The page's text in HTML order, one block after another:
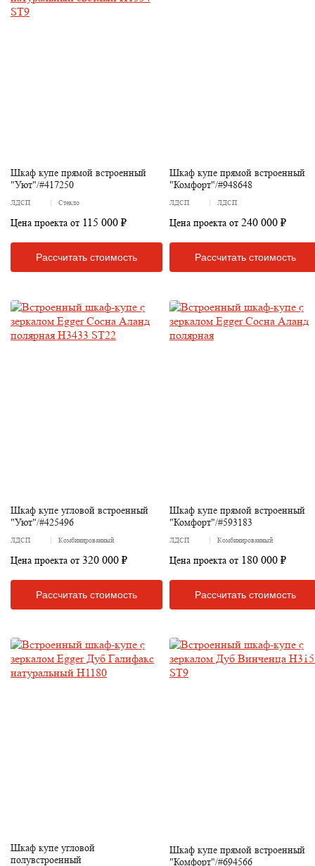
Шкаф купе прямой встроенный
"Уют"/#417250
ЛДСП Стекло
Цена проекта от 115 000 ₽
Рассчитать стоимость
Шкаф купе прямой встроенный
"Комфорт"/#948648
ЛДСП ЛДСП
Цена проекта от 240 000 ₽
Рассчитать стоимость
Шкаф купе угловой встроенный
"Уют"/#425496
ЛДСП Комбинированный
Цена проекта от 320 000 ₽
Рассчитать стоимость
Шкаф купе прямой встроенный
"Комфорт"/#593183
ЛДСП Комбинированный
Цена проекта от 180 000 ₽
Рассчитать стоимость
Шкаф купе угловой
полувстроенный
Шкаф купе прямой встроенный
"Комфорт"/#694566